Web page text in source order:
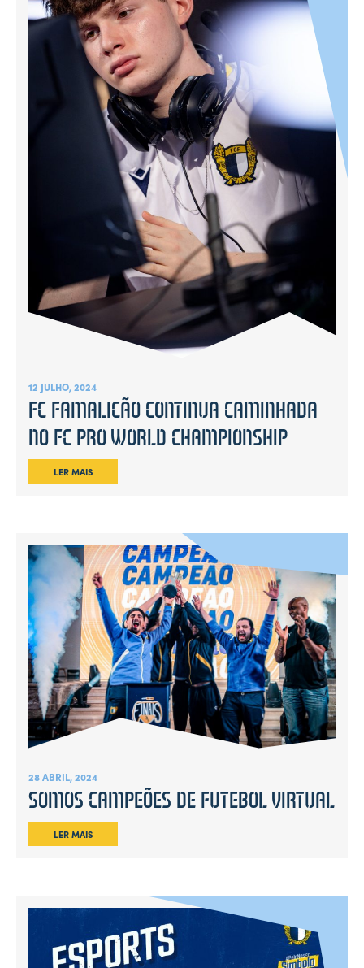
12 JULHO, 2024
FC FAMALICÃO CONTINUA CAMINHADA
NO FC PRO WORLD CHAMPIONSHIP
LER MAIS
28 ABRIL, 2024
SOMOS CAMPEÕES DE FUTEBOL VIRTUAL
LER MAIS